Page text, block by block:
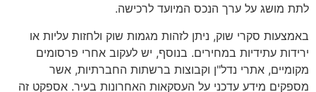
לתת מושג על ערך הנכס המיועד לרכישה.
באמצעות סקרי שוק, ניתן לזהות מגמות שוק ולחזות עליות או
ירידות עתידיות במחירים. בנוסף, יש לעקוב אחרי פרסומים
מקומיים, אתרי נדל"ן וקבוצות ברשתות החברתיות, אשר
מספקים מידע עדכני על העסקאות האחרונות בעיר. אספקט זה